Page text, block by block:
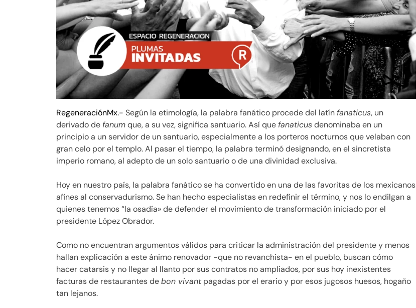
RegeneraciónMx.- Según la etimología, la palabra fanático procede del latín fanaticus, un
derivado de fanumque, a su vez, significa santuario. Así que fanaticusdenominaba en un
principio a un servidor de un santuario, especialmente a los porteros nocturnos que velaban con
gran celo por el templo. Al pasar el tiempo, la palabra terminó designando, en el sincretista
imperio romano, al adepto de un solo santuario o de una divinidad exclusiva.
Hoy en nuestro país, la palabra fanático se ha convertido en una de las favoritas de los mexicanos
afines al conservadurismo. Se han hecho especialistas en redefinir el término, y nos lo endilgan a
quienes tenemos “la osadía» de defender el movimiento de transformación iniciado por el
presidente López Obrador.
Como no encuentran argumentos válidos para criticar la administración del presidente y menos
hallan explicación a este ánimo renovador -que no revanchista- en el pueblo, buscan cómo
hacer catarsis y no llegar al llanto por sus contratos no ampliados, por sus hoy inexistentes
facturas de restaurantes debon vivantpagadas por el erario y por esos jugosos huesos, hogaño
tan lejanos.